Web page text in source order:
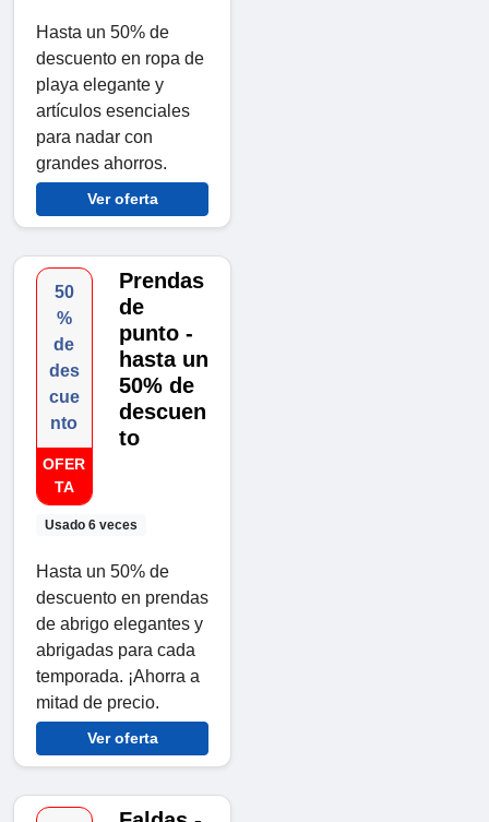
Hasta un 50% de
descuento en ropa de
playa elegante y
artículos esenciales
para nadar con
grandes ahorros.
Ver oferta
50
%
de
des
cue
nto
OFER
TA
Usado 6 veces
Prendas
de
punto -
hasta un
50% de
descuen
to
Hasta un 50% de
descuento en prendas
de abrigo elegantes y
abrigadas para cada
temporada. ¡Ahorra a
mitad de precio.
Ver oferta